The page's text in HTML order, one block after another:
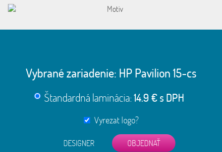
Vybrané zariadenie: HP Pavilion 15-cs
Štandardná laminácia:14.9 € s DPH
Vyrezat logo?
DESIGNER